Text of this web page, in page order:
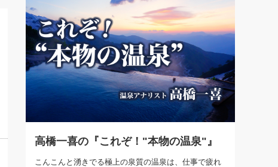
2026.08.5
第86回 「言葉狩り」
もっとみる
と(34)
(10)
ーイング経営入
づくり(210)
いと思われる 気配りの達人(127)
アル(92)
新常識(57)
員教育の決め手(203)
ンランク上の手紙・メール術(100)
不況は会社守成の好機(38)
の人間力の磨き方」(86)
の教え 東洋思想に学ぶ経営学(132)
の指導者たち」(32)
八史略”(30)
のころ心平の ──社長のための「か・ら・だマネジメント」
ジタルＡＶを味方に！新・仕事術(180)
ダー脳の鍛え方(32)
ンを楽しむ基礎レッスン(12)
読！社長が読むべき今月の4冊(88)
の「氣」(30)
スポーツ・ビジネスに学ぶ心理学(98)
「愛読者通信」著者インタビュー(44)
ビジネス見聞録 経営ニュース(100)
作間信司の経営無形庵(けいえいむぎょうあん)(166)
経営セミナー情報局(1)
繁栄への着眼点 牟田太陽(76)
講話を聞いて学ぼう 実学・耳学・磨く「ミミガク」のすすめ
高橋一喜の『これぞ！"本物の温泉"』
こんこんと湧きでる極上の泉質の温泉は、仕事で疲れ